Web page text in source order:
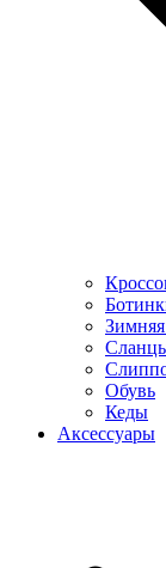
Обувь
Кеды
Аксессуары